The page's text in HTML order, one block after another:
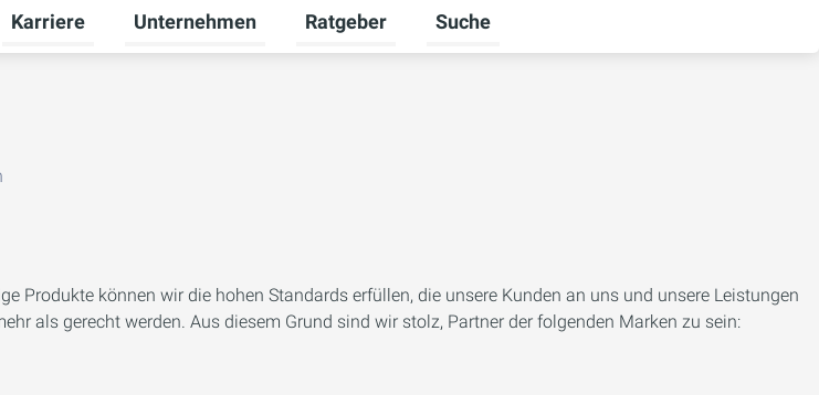
umschalten
Untermenü für Gewerbekunden umschalten
Karriere
Untermenü für Karriere umschalten
Unternehmen
Untermenü für Unternehmen umschalten
Ratgeber
Untermenü für Ratgeber umschalten
Suche
Produkte können wir die hohen Standards erfüllen, die unsere Kunden an uns und unsere Leistungen
als gerecht werden. Aus diesem Grund sind wir stolz, Partner der folgenden Marken zu sein: